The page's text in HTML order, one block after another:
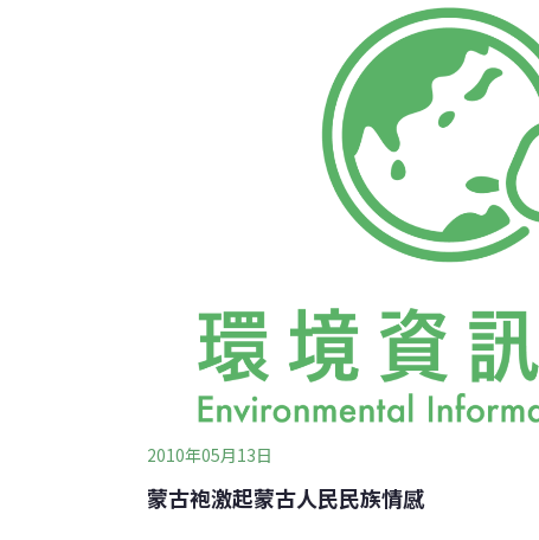
一個禮拜六為國家種樹日，畢竟 種樹之事，不
事，而是要全體人員共同參與的一項活動」。
前，有一位叫GANHUYAG女士所講的話。跟
凡英雄。 土生土長在烏蘭巴托市的她，自從國
2010年05月13日
蒙古袍激起蒙古人民民族情感